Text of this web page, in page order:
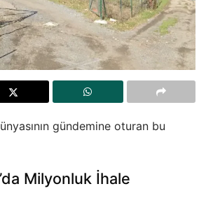
gündemine oturan bu
Milyonluk İhale